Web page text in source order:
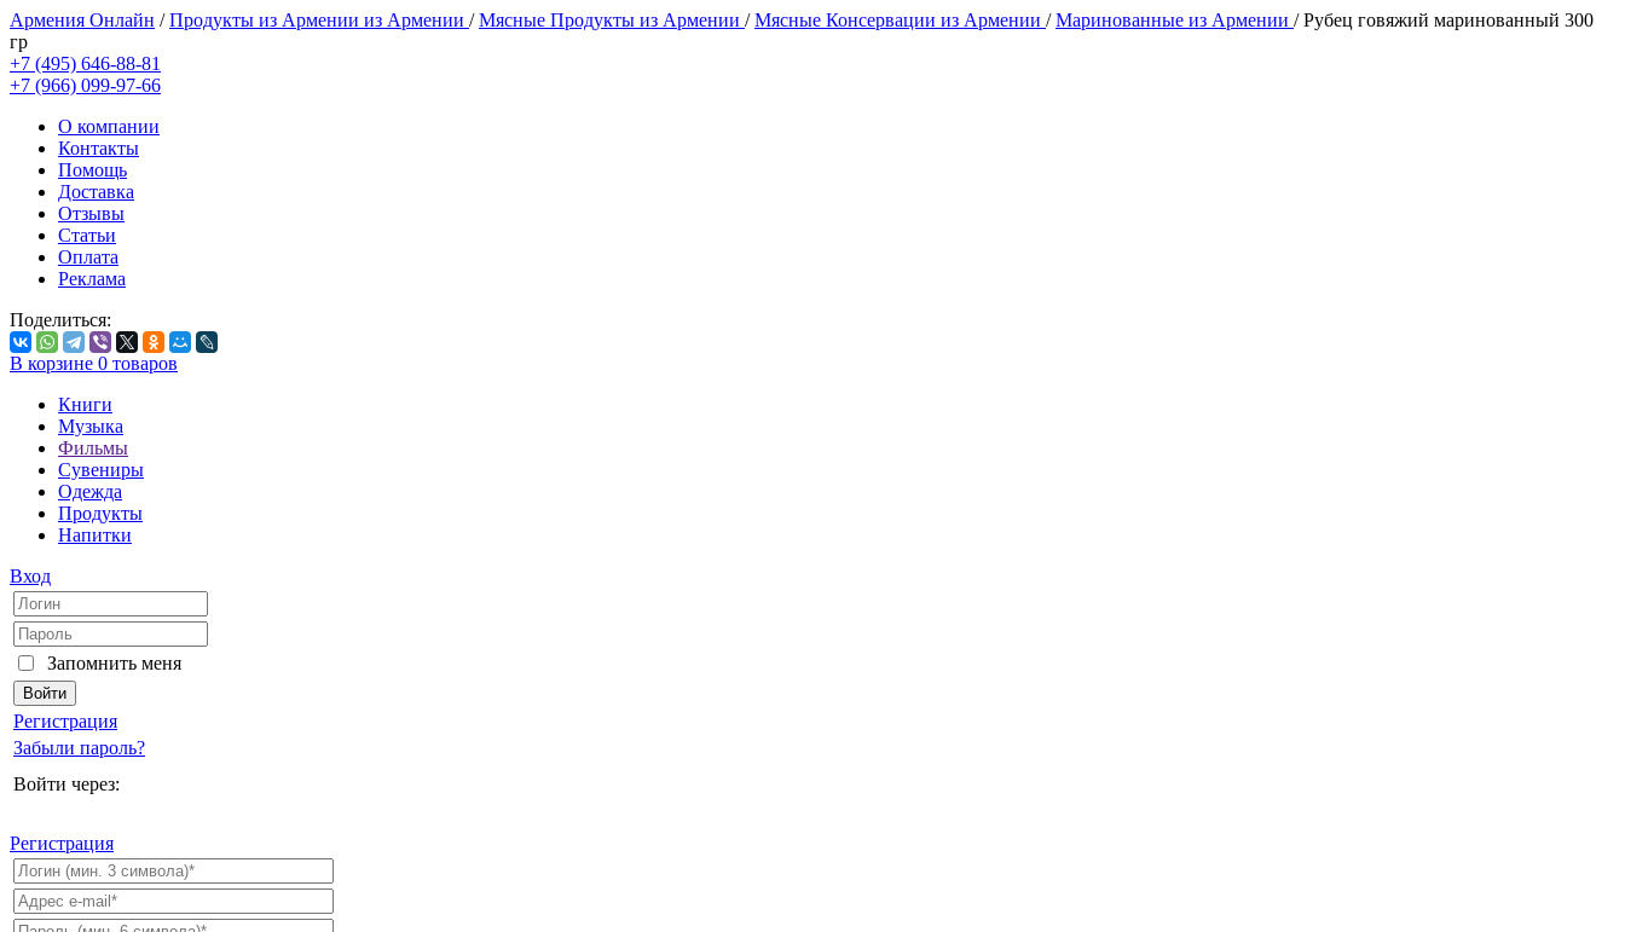
Армения Онлайн /Продукты из Армении из Армении /Мясные Продукты из Армении /Мясные Консервации из Армении /Маринованные из Армении /Рубец говяжий маринованный 300
гр
+7 (495) 646-88-81
+7 (966) 099-97-66
О компании
Контакты
Помощь
Доставка
Отзывы
Статьи
Оплата
Реклама
Поделиться:
В корзине 0 товаров
Книги
Музыка
Фильмы
Сувениры
Одежда
Продукты
Напитки
Вход
Запомнить меня
Регистрация
Забыли пароль?
Войти через:
Регистрация